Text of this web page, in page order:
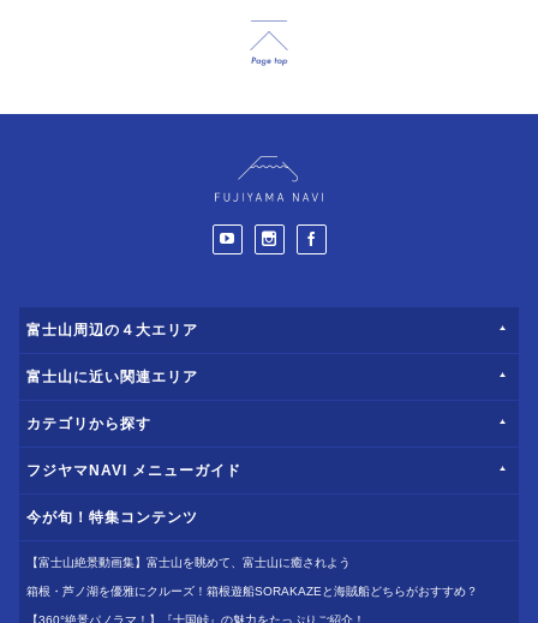
富士山周辺の４大エリア
富士山に近い関連エリア
カテゴリから探す
フジヤマNAVI メニューガイド
今が旬！特集コンテンツ
【富士山絶景動画集】富士山を眺めて、富士山に癒されよう
箱根・芦ノ湖を優雅にクルーズ！箱根遊船SORAKAZEと海賊船どちらがおすすめ？